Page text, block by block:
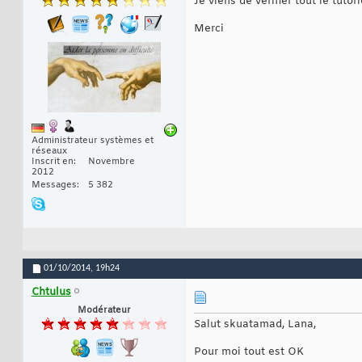
Administrateur systèmes et
réseaux
Inscrit en
Novembre
2012
Messages
5 382
Merci
01/10/2014, 19h24
Chtulus
Modérateur
Salut skuatamad, Lana,
Pour moi tout est OK